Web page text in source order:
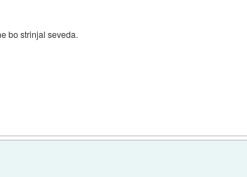
bo strinjal seveda.